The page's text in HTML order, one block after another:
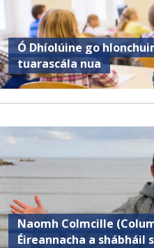
Ó Dhíolúine go
tuarascála nua
Naomh Colmcille
Éireannacha a shábháil